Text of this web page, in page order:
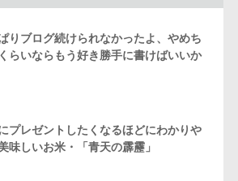
りブログ続けられなかったよ、やめち
らいならもう好き勝手に書けばいいか
プレゼントしたくなるほどにわかりや
味しいお米・「青天の霹靂」